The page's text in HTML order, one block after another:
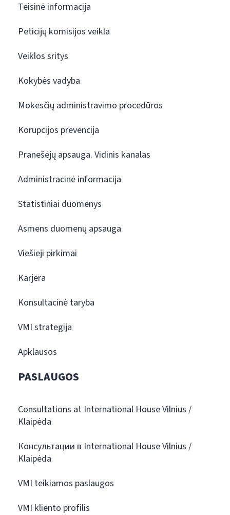
Teisinė informacija
Peticijų komisijos veikla
Veiklos sritys
Kokybės vadyba
Mokesčių administravimo procedūros
Korupcijos prevencija
Pranešėjų apsauga. Vidinis kanalas
Administracinė informacija
Statistiniai duomenys
Asmens duomenų apsauga
Viešieji pirkimai
Karjera
Konsultacinė taryba
VMI strategija
Apklausos
PASLAUGOS
Consultations at International House Vilnius /
Klaipėda
Консультации в International House Vilnius /
Klaipėda
VMI teikiamos paslaugos
VMI kliento profilis